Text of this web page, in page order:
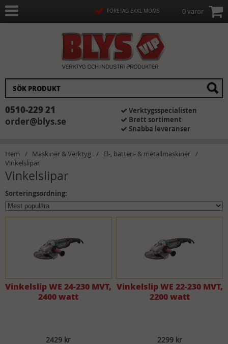
0 varor
FÖRETAG EXKL MOMS
0510-229 21
order@blys.se
Verktygsspecialisten
Brett sortiment
Snabba leveranser
Hem Maskiner & Verktyg
El-, batteri- & metallmaskiner
Vinkelslipar
Vinkelslipar
Sorteringsordning:
Vinkelslip WE 24-230 MVT,
2400 watt
2429 kr
Vinkelslip WE 22-230 MVT,
2200 watt
2299 kr